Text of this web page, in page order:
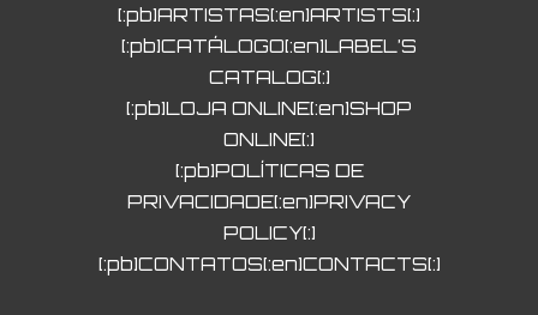
[:pb]ARTISTAS[:en]ARTISTS[:]
[:pb]CATÁLOGO[:en]LABEL’S
CATALOG[:]
[:pb]LOJA ONLINE[:en]SHOP
ONLINE[:]
[:pb]POLÍTICAS DE
PRIVACIDADE[:en]PRIVACY
POLICY[:]
[:pb]CONTATOS[:en]CONTACTS[:]